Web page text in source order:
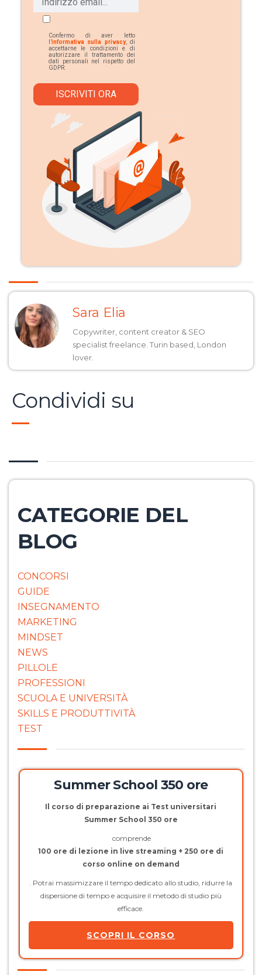
Confermo di aver letto
l’informativa sulla privacy, di
accettarne le condizioni e di
autorizzare il trattamento dei
dati personali nel rispetto del
GDPR.
Sara Elia
Copywriter, content creator & SEO
specialist freelance. Turin based, London
lover.
Condividi su
CATEGORIE DEL
BLOG
CONCORSI
GUIDE
INSEGNAMENTO
MARKETING
MINDSET
NEWS
PILLOLE
PROFESSIONI
SCUOLA E UNIVERSITÀ
SKILLS E PRODUTTIVITÀ
TEST
Summer School 350 ore
Il corso di preparazione ai Test universitari
Summer School 350 ore
comprende
100 ore di lezione in live streaming + 250 ore di
corso online on demand
. Potrai massimizzare il tempo dedicato allo studio, ridurre la
dispersione di tempo e acquisire il metodo di studio più
efficace.
SCOPRI IL CORSO